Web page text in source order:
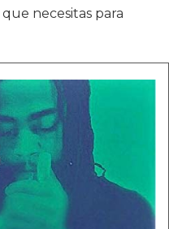
necesitas para